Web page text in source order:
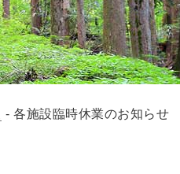
- 各施設臨時休業のお知らせ